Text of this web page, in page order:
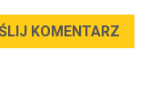
KOMENTARZ